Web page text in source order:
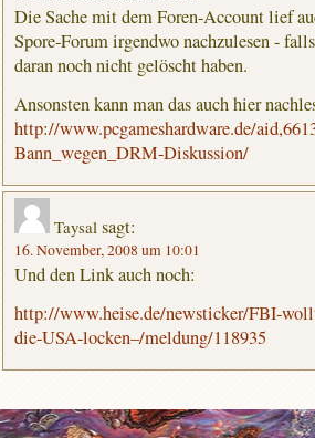
Die Sache mit dem Foren-Account lief
Spore-Forum irgendwo nachzulesen -
daran noch nicht gelöscht haben.
Ansonsten kann man das auch hier
http://www.pcgameshardware.de/
Bann_wegen_DRM-Diskussion/
Taysal sagt:
16. November, 2008 um 10:01
Und den Link auch noch:
http://www.heise.de/newsticker/FBI-
die-USA-locken–/meldung/118935